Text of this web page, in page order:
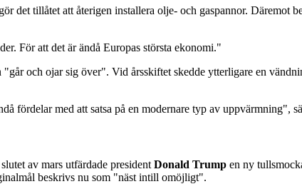
det tillåtet att återigen installera olje- och gaspannor. Däremot
För att det är ändå Europas största ekonomi."
och ojar sig över". Vid årsskiftet skedde ytterligare en
fördelar med att satsa på en modernare typ av uppvärmning",
av mars utfärdade president Donald Trump en ny
beskrivs nu som "näst intill omöjligt".